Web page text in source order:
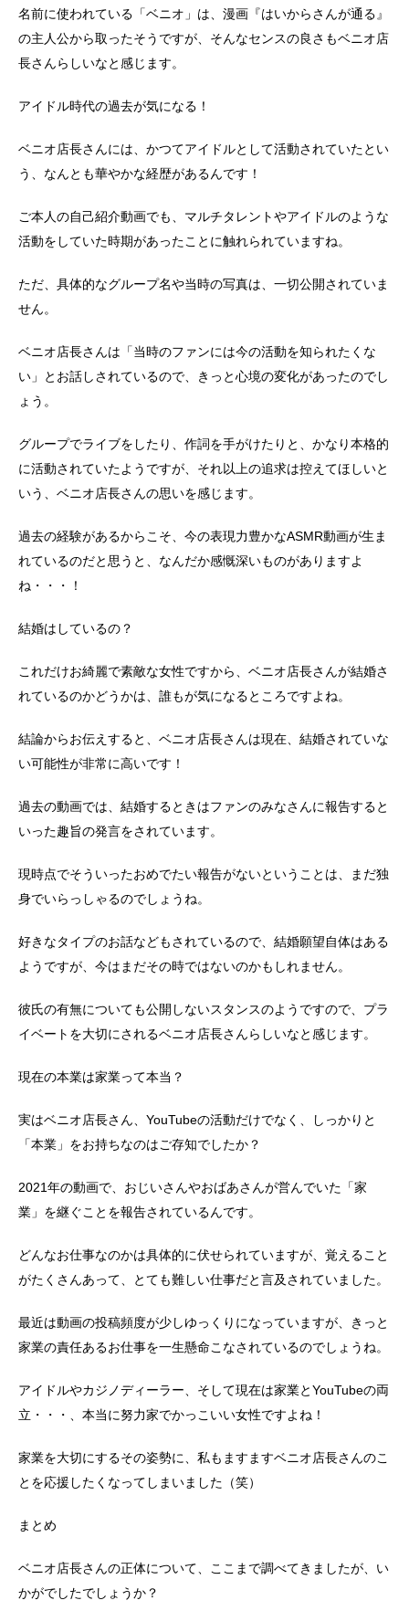
名前に使われている「ベニオ」は、漫画『はいからさんが通る』
の主人公から取ったそうですが、そんなセンスの良さもベニオ店
長さんらしいなと感じます。
アイドル時代の過去が気になる！
ベニオ店長さんには、かつてアイドルとして活動されていたとい
う、なんとも華やかな経歴があるんです！
ご本人の自己紹介動画でも、マルチタレントやアイドルのような
活動をしていた時期があったことに触れられていますね。
ただ、具体的なグループ名や当時の写真は、一切公開されていま
せん。
ベニオ店長さんは「当時のファンには今の活動を知られたくな
い」とお話しされているので、きっと心境の変化があったのでし
ょう。
グループでライブをしたり、作詞を手がけたりと、かなり本格的
に活動されていたようですが、それ以上の追求は控えてほしいと
いう、ベニオ店長さんの思いを感じます。
過去の経験があるからこそ、今の表現力豊かなASMR動画が生ま
れているのだと思うと、なんだか感慨深いものがありますよ
ね・・・！
結婚はしているの？
これだけお綺麗で素敵な女性ですから、ベニオ店長さんが結婚さ
れているのかどうかは、誰もが気になるところですよね。
結論からお伝えすると、ベニオ店長さんは現在、結婚されていな
い可能性が非常に高いです！
過去の動画では、結婚するときはファンのみなさんに報告すると
いった趣旨の発言をされています。
現時点でそういったおめでたい報告がないということは、まだ独
身でいらっしゃるのでしょうね。
好きなタイプのお話などもされているので、結婚願望自体はある
ようですが、今はまだその時ではないのかもしれません。
彼氏の有無についても公開しないスタンスのようですので、プラ
イベートを大切にされるベニオ店長さんらしいなと感じます。
現在の本業は家業って本当？
実はベニオ店長さん、YouTubeの活動だけでなく、しっかりと
「本業」をお持ちなのはご存知でしたか？
2021年の動画で、おじいさんやおばあさんが営んでいた「家
業」を継ぐことを報告されているんです。
どんなお仕事なのかは具体的に伏せられていますが、覚えること
がたくさんあって、とても難しい仕事だと言及されていました。
最近は動画の投稿頻度が少しゆっくりになっていますが、きっと
家業の責任あるお仕事を一生懸命こなされているのでしょうね。
アイドルやカジノディーラー、そして現在は家業とYouTubeの両
立・・・、本当に努力家でかっこいい女性ですよね！
家業を大切にするその姿勢に、私もますますベニオ店長さんのこ
とを応援したくなってしまいました（笑）
まとめ
ベニオ店長さんの正体について、ここまで調べてきましたが、い
かがでしたでしょうか？